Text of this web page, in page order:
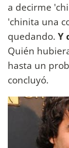
a decirme
'chinita una
quedando. Y
Quién
hasta un
concluyó.